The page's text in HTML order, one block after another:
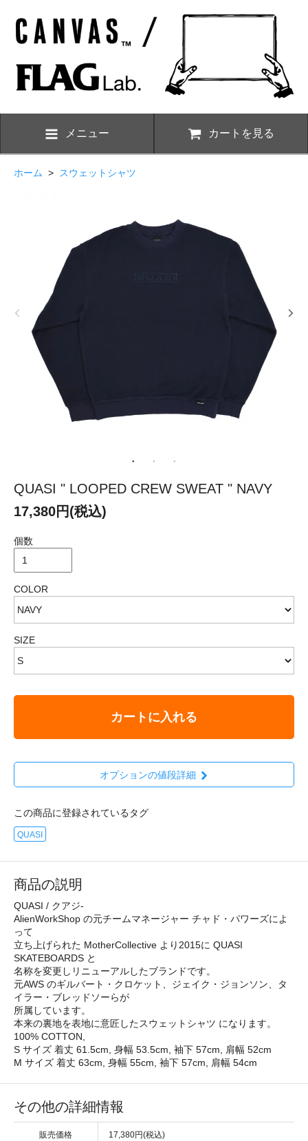
メニュー カートを見る
ホーム > スウェットシャツ
QUASI " LOOPED CREW SWEAT " NAVY
17,380円(税込)
個数
COLOR
SIZE
カートに入れる
オプションの値段詳細
この商品に登録されているタグ
QUASI
商品の説明
QUASI / クアジ-
AlienWorkShop の元チームマネージャー チャド・パワーズによ
って
立ち上げられた MotherCollective より2015に QUASI
SKATEBOARDS と
名称を変更しリニューアルしたブランドです。
元AWS のギルバート・クロケット、ジェイク・ジョンソン、タ
イラー・ブレッドソーらが
所属しています。
本来の裏地を表地に意匠したスウェットシャツ になります。
100% COTTON,
S サイズ 着丈 61.5cm, 身幅 53.5cm, 袖下 57cm, 肩幅 52cm
M サイズ 着丈 63cm, 身幅 55cm, 袖下 57cm, 肩幅 54cm
その他の詳細情報
販売価格 17,380円(税込)